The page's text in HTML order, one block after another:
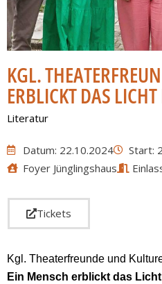
KGL.
ERBLICKT DAS
Literatur
Datum: 22.10.2024
Start:
Foyer Jünglingshaus
Tickets
Kgl. Theaterfreunde und
Ein Mensch erblickt das